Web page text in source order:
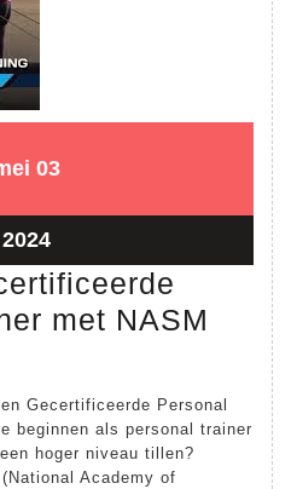
03
2024
0303
202403
mei
met NASM
Gecertificeerde Personal
beginnen als personal trainer
hoger niveau tillen?
Academy of